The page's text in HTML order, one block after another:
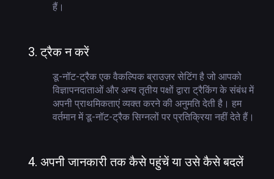
हैं।
3.ट्रैक न करें
डू-नॉट-ट्रैक एक वैकल्पिक ब्राउज़र सेटिंग है जो आपको
विज्ञापनदाताओं और अन्य तृतीय पक्षों द्वारा ट्रैकिंग के संबंध में
अपनी प्राथमिकताएं व्यक्त करने की अनुमति देती है। हम
वर्तमान में डू-नॉट-ट्रैक सिग्नलों पर प्रतिक्रिया नहीं देते हैं।
4. अपनी जानकारी तक कैसे पहुंचें या उसे कैसे बदलें